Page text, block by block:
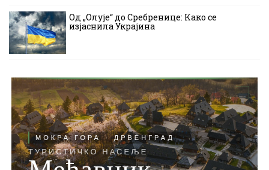
Од „Олује“ до Сребренице: Како се
изјаснила Украјина